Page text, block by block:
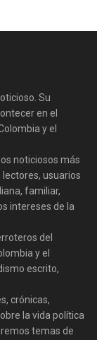
Su
en el
y el
noticiosos más
usuarios
familiar,
intereses de la
del
y el
escrito,
crónicas,
la vida política
temas de